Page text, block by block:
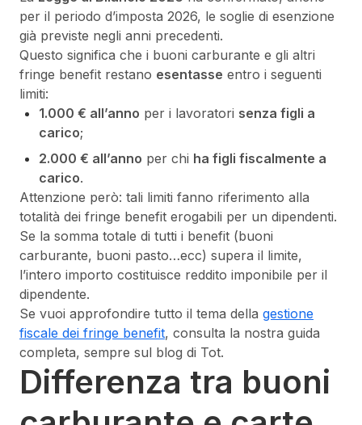
per il periodo d’imposta 2026, le soglie di esenzione
già previste negli anni precedenti.
Questo significa che i buoni carburante e gli altri
fringe benefit restano esentasse entro i seguenti
limiti:
1.000 € all’anno per i lavoratori senza figli a
carico;
2.000 € all’anno per chi ha figli fiscalmente a
carico.
Attenzione però: tali limiti fanno riferimento alla
totalità dei fringe benefit erogabili per un dipendenti.
Se la somma totale di tutti i benefit (buoni
carburante, buoni pasto…ecc) supera il limite,
l’intero importo costituisce reddito imponibile per il
dipendente.
Se vuoi approfondire tutto il tema della gestione
fiscale dei fringe benefit, consulta la nostra guida
completa, sempre sul blog di Tot.
Differenza tra buoni